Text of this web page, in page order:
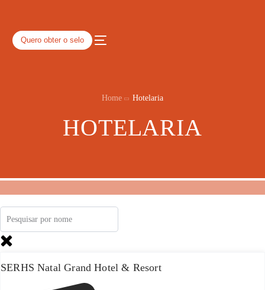
Quero obter o selo
Home Hotelaria
HOTELARIA
SERHS Natal Grand Hotel & Resort